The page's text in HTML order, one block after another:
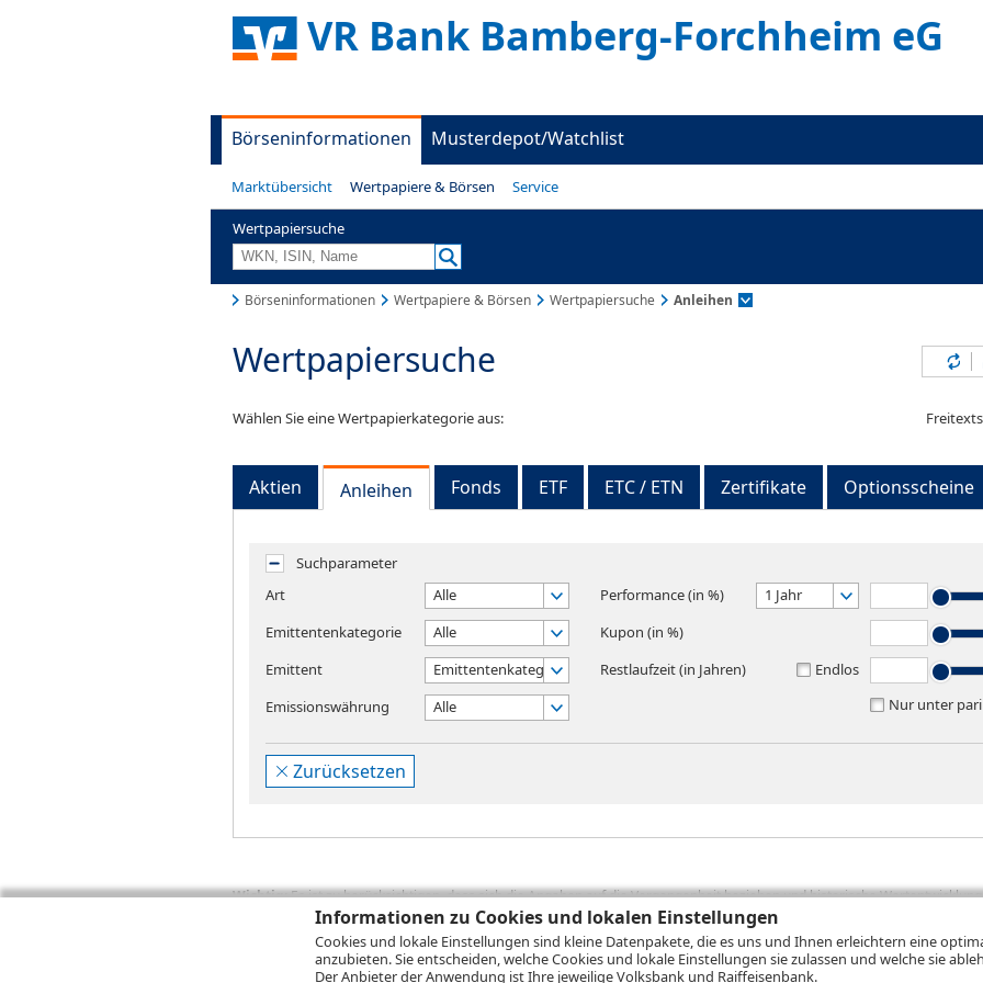
Informationen zu Cookies und lokalen Einstellungen
Cookies und lokale Einstellungen sind kleine Datenpakete, die es uns und Ihnen erleichtern eine
anzubieten. Sie entscheiden, welche Cookies und lokale Einstellungen sie zulassen und welche sie
Der Anbieter der Anwendung ist Ihre jeweilige Volksbank und Raiffeisenbank.
VR Bank Bamberg-Forchheim eG
Börseninformationen Musterdepot/Watchlist
Marktübersicht Wertpapiere & Börsen Service
Wertpapiersuche
Börseninformationen Wertpapiere & Börsen Wertpapiersuche Anleihen
Wertpapiersuche
Wählen Sie eine Wertpapierkategorie aus:
Aktien Anleihen Fonds ETF ETC / ETN Zertifikate Optionsscheine
Suchparameter
Art
Alle
Emittentenkategorie
Alle
Emittent
Emittentenkategorie wählen
Emissionswährung
Alle
Performance (in %)
1 Jahr
Kupon (in %)
Restlaufzeit (in Jahren)
Endlos
Nur unter pari
Zurücksetzen
Wichtig:Es ist zu berücksichtigen, dass sich die Angaben auf die Vergangenheit beziehen und historische
zukünftige Ergebnisse darstellen. Bei Performanceangaben handelt es sich stets um Bruttowertangaben. Bei
Provisionen, Gebühren und andere Entgelte), die beim Erwerb von Wertpapieren in der Regel anfallen, nicht berücksichtigt.
Depotgebühren hinzu. Mit dem Wertentwicklungsrechner können Sie auf den einzelnen Wertpapierseiten Ihre individuell
Performance, die sich unter Berücksichtigung sämtlicher Transaktionskosten und etwaigen Depotgebühren ergibt,